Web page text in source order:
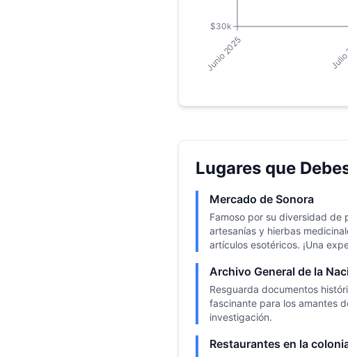
Junio 2025
$30k
Lugares que
Mercado de Sonora
Famoso por su diversidad de
artesanías y hierbas
artículos esotéricos. ¡Una
Archivo General de la
Resguarda documentos
fascinante para los amantes
investigación.
Restaurantes en la